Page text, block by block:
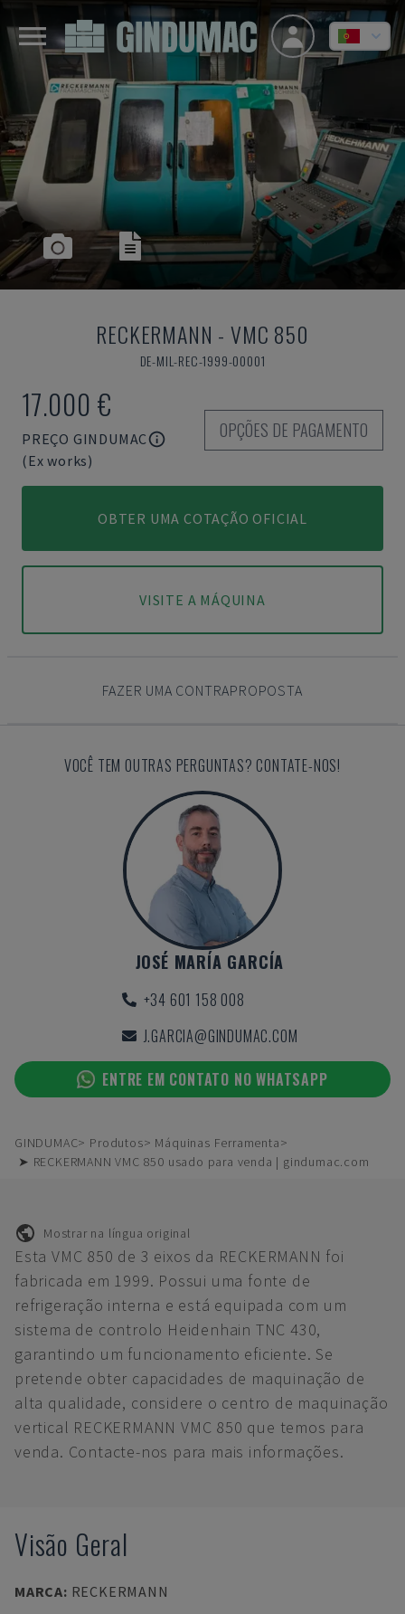
RECKERMANN - VMC 850
DE-MIL-REC-1999-00001
17.000 €
PREÇO GINDUMAC
(Ex works)
OPÇÕES DE PAGAMENTO
OBTER UMA COTAÇÃO OFICIAL
VISITE A MÁQUINA
FAZER UMA CONTRAPROPOSTA
VOCÊ TEM OUTRAS PERGUNTAS? CONTATE-NOS!
JOSÉ MARÍA GARCÍA
+34 601 158 008
J.GARCIA@GINDUMAC.COM
ENTRE EM CONTATO NO WHATSAPP
GINDUMAC Produtos
Máquinas Ferramenta
➤ RECKERMANN VMC 850 usado para venda | gindumac.com
Mostrar na língua original
Esta VMC 850 de 3 eixos da RECKERMANN foi
fabricada em 1999. Possui uma fonte de
refrigeração interna e está equipada com um
sistema de controlo Heidenhain TNC 430,
garantindo um funcionamento eficiente. Se
pretende obter capacidades de maquinação de
alta qualidade, considere o centro de maquinação
vertical RECKERMANN VMC 850 que temos para
venda. Contacte-nos para mais informações.
Visão Geral
MARCA: RECKERMANN